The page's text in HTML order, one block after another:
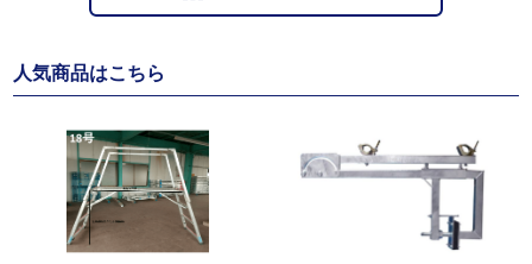
人気商品はこちら